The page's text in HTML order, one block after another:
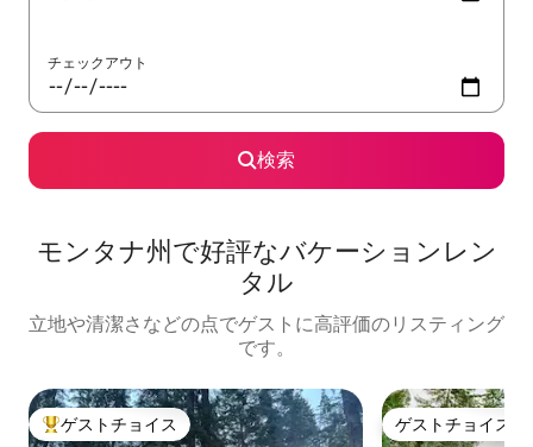
チェックアウト
検索
モンタナ州で好評なバケーションレン
タル
立地や清潔さなどの点でゲストに高評価のリスティング
です。
大好評のゲストチョイスです。
ゲストチョイス ゲストチョイス
ゲストチョイス